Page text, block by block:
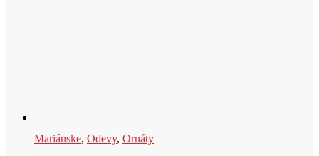
Mariánske, Odevy, Ornáty